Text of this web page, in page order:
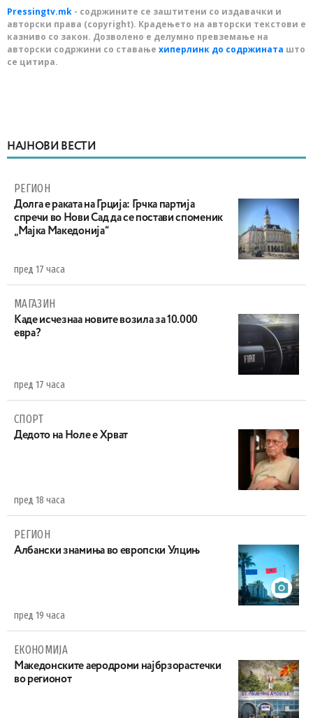
Pressingtv.mk - содржините се заштитени со издавачки и
авторски права (copyright). Крадењето на авторски текстови е
казниво со закон. Дозволено е делумно превземање на
авторски содржини со ставање хиперлинк до содржината што
се цитира.
НАЈНОВИ ВЕСТИ
РЕГИОН
Долга е раката на Грција: Грчка партија
спречи во Нови Сад да се постави споменик
„Мајка Македонија“
пред 17 часа
МАГАЗИН
Каде исчезнаа новите возила за 10.000
евра?
пред 17 часа
СПОРТ
Дедото на Ноле е Хрват
пред 18 часа
РЕГИОН
Aлбански знамиња во европски Улцињ
пред 19 часа
ЕКОНОМИЈА
Maкедонските аеродроми најбрзорастечки
во регионот